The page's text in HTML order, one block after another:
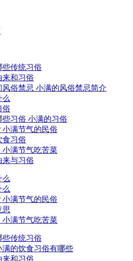
些传统习俗
来和习俗
俗禁忌 小满的风俗禁忌简介
么
俗
习俗 小满的习俗
满节气的民俗
食习俗
小满节气吃苦菜
来与习俗
么
么
满节气的民俗
思
小满节气吃苦菜
些传统习俗
满的饮食习俗有哪些
来和习俗